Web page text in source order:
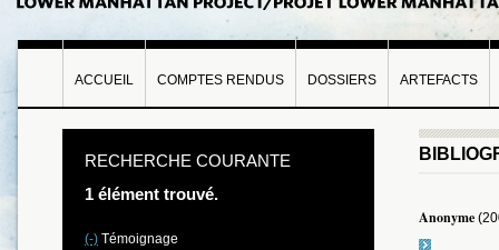
ACCUEIL COMPTES RENDUS DOSSIERS ARTEFACTS
Anonyme
RECHERCHE COURANTE
1 élément trouvé.
(-) Témoignage